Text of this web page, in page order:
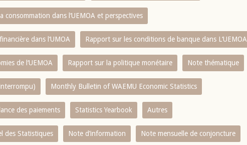
dans l‘UEMOA et perspectives
dans l‘UMOA Rapport sur les conditions de banque dans L‘UEMOA
de l‘UEMOA Rapport sur la politique monétaire Note thématique
Monthly Bulletin of WAEMU Economic Statistics
des paiements Statistics Yearbook Autres
des Statistiques Note d’information Note mensuelle de conjoncture